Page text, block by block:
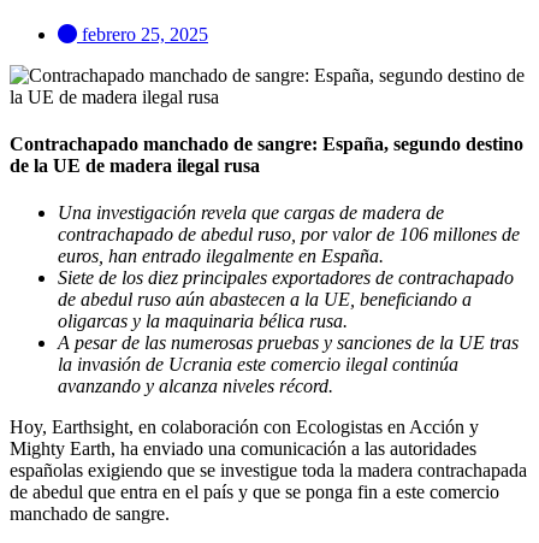
febrero 25, 2025
Contrachapado manchado de sangre: España, segundo destino
de la UE de madera ilegal rusa
Una investigación revela que cargas de madera de
contrachapado de abedul ruso, por valor de 106 millones de
euros, han entrado ilegalmente en España.
Siete de los diez principales exportadores de contrachapado
de abedul ruso aún abastecen a la UE, beneficiando a
oligarcas y la maquinaria bélica rusa.
A pesar de las numerosas pruebas y sanciones de la UE tras
la invasión de Ucrania este comercio ilegal continúa
avanzando y alcanza niveles récord.
Hoy, Earthsight, en colaboración con Ecologistas en Acción y
Mighty Earth, ha enviado una comunicación a las autoridades
españolas exigiendo que se investigue toda la madera contrachapada
de abedul que entra en el país y que se ponga fin a este comercio
manchado de sangre.